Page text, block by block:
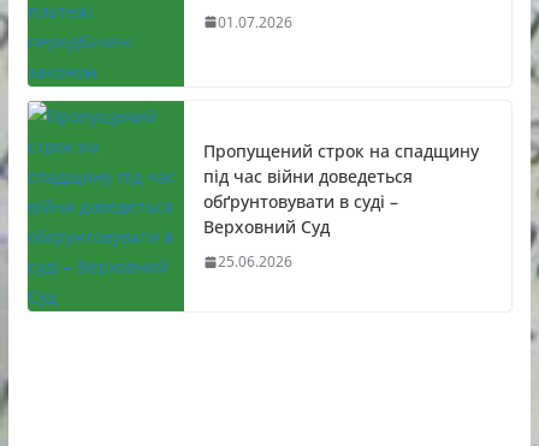
01.07.2026
Пропущений строк на спадщину
під час війни доведеться
обґрунтовувати в суді –
Верховний Суд
25.06.2026